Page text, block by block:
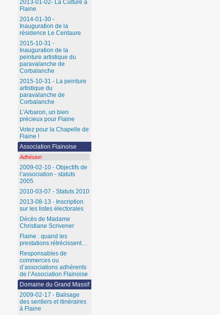
2013-01-02- La Culture à
Flaine
2014-01-30 -
Inauguration de la
résidence Le Centaure
2015-10-31 -
Inauguration de la
peinture artistique du
paravalanche de
Corbalanche
2015-10-31 - La peinture
artistique du
paravalanche de
Corbalanche
L’Arbaron, un bien
précieux pour Flaine
Votez pour la Chapelle de
Flaine !
Association Flainoise
Adhésion
2009-02-10 - Objectifs de
l’association - statuts
2005
2010-03-07 - Statuts 2010
2013-08-13 - Inscription
sur les listes électorales
Décès de Madame
Christiane Scrivener
Flaine : quand les
prestations rétrécissent…
Responsables de
commerces ou
d’associations adhérents
de l’Association Flainoise
Domaine du Grand Massif
2009-02-17 - Balisage
des sentiers et itinéraires
à Flaine